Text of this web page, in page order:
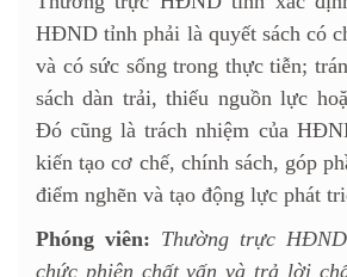
HĐND tỉnh phải là quyết sách có
và có sức sống trong thực tiễn;
sách dàn trải, thiếu nguồn lực
Đó cũng là trách nhiệm của
kiến tạo cơ chế, chính sách, góp
điểm nghẽn và tạo động lực phát
Phóng viên: Thường trực
chức phiên chất vấn và trả lời